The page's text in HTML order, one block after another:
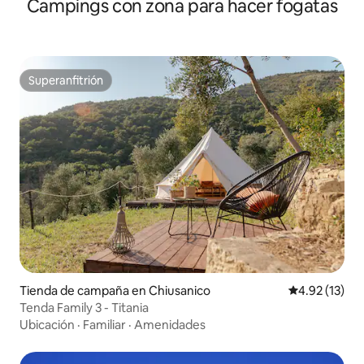
Campings con zona para hacer fogatas
Superanfitrión
Superanfitrión
Tienda de campaña en Chiusanico Calificación
4.92 (13)
Tenda Family 3 - Titania
Ubicación · Familiar · Amenidades